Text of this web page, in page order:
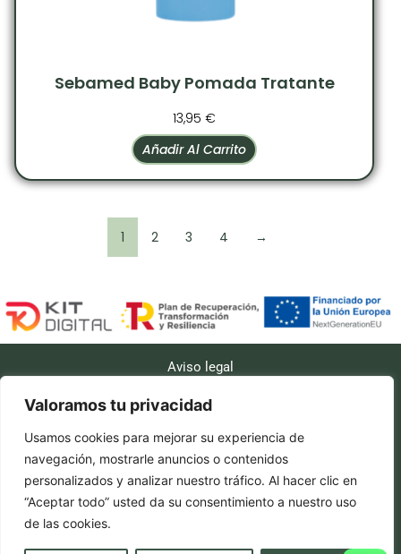
Valoramos tu privacidad
Usamos cookies para mejorar su experiencia de
navegación, mostrarle anuncios o contenidos
personalizados y analizar nuestro tráfico. Al hacer clic en
“Aceptar todo” usted da su consentimiento a nuestro uso
de las cookies.
Sebamed Baby Pomada Tratante
13,95 €
Añadir Al Carrito
1 2 3 4 →
Aviso legal
Accesibilidad
Política de privacidad
Políticas de envío
Política de reembolso y devoluciones